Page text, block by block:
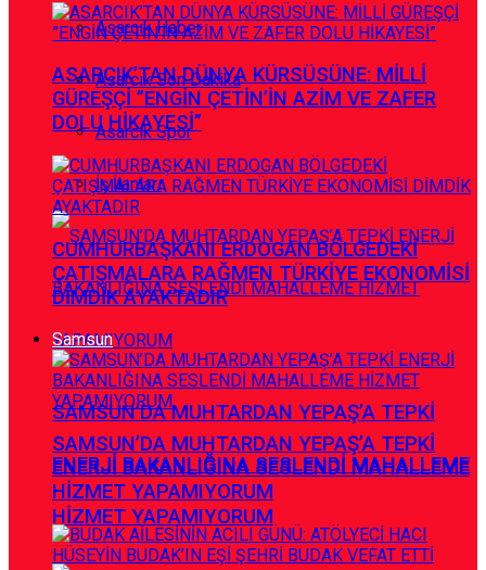
Asarcık Haber
Asarcık Son Dakika
Asarcık Spor
İş İlanları
SAMSUN’DA MUHTARDAN YEPAŞ’A TEPKİ
ENERJİ BAKANLIĞINA SESLENDİ MAHALLEME
HİZMET YAPAMIYORUM
ASARCIK’TAN DÜNYA KÜRSÜSÜNE: MİLLİ
GÜREŞÇİ ”ENGİN ÇETİN’İN AZİM VE ZAFER
DOLU HİKAYESİ”
CUMHURBAŞKANI ERDOGAN BÖLGEDEKİ
ÇATIŞMALARA RAĞMEN TÜRKİYE EKONOMİSİ
DİMDİK AYAKTADIR
Samsun
SAMSUN’DA MUHTARDAN YEPAŞ’A TEPKİ
ENERJİ BAKANLIĞINA SESLENDİ MAHALLEME
HİZMET YAPAMIYORUM